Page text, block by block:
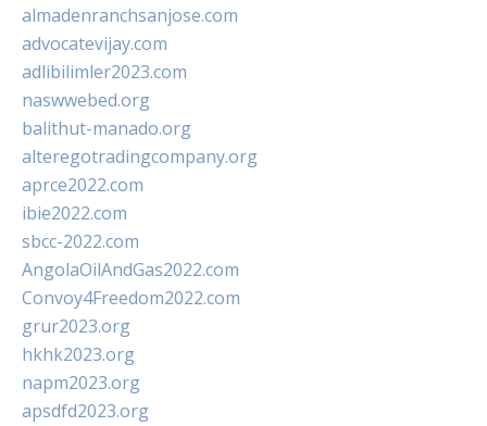
almadenranchsanjose.com
advocatevijay.com
adlibilimler2023.com
naswwebed.org
balithut-manado.org
alteregotradingcompany.org
aprce2022.com
ibie2022.com
sbcc-2022.com
AngolaOilAndGas2022.com
Convoy4Freedom2022.com
grur2023.org
hkhk2023.org
napm2023.org
apsdfd2023.org